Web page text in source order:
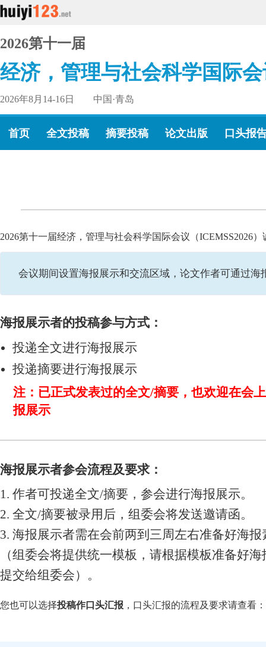
2026第十一届
经济，管理与社会科学国际
2026年8月14-16日 中国·青岛
首页 全文投稿 摘要投稿 论文出版 口头报
2026第十一届经济，管理与社会科学国际会议（ICEMSS2026
会议期间设置海报展示和交流区域，论文作者可通过海
海报展示者的投稿参与方式：
投递全文进行海报展示
投递摘要进行海报展示
注：已正式发表过的全文/摘要，也欢迎在会
报展示
海报展示者参会流程及要求：
1. 作者可投递全文/摘要，参会进行海报展示。
2. 全文/摘要被录用后，组委会将发送邀请函。
3. 海报展示者需在会前两到三周左右准备好海报
（组委会将提供统一模板，请根据模板准备好
提交给组委会）。
您也可以选择投稿作口头汇报 ，口头汇报的流程及要求请查看：